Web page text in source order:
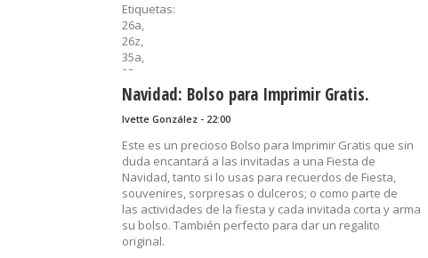
Etiquetas:
26a,
26z,
35a,
35z,
40a,
40z,
bolso,
dulcero,
flores,
imprimibles,
primavera,
recuerditos,
sorpresas,
souvenirs,
Navidad: Bolso para Imprimir Gratis.
Ivette González - 22:00
Este es un precioso Bolso para Imprimir Gratis que sin
duda encantará a las invitadas a una Fiesta de
Navidad, tanto si lo usas para recuerdos de Fiesta,
souvenires, sorpresas o dulceros; o como parte de
las actividades de la fiesta y cada invitada corta y arma
su bolso. También perfecto para dar un regalito
original.